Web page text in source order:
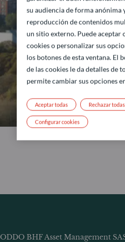
ODDO BHF Asset Management
su audiencia de forma anónima
reproducción de contenidos
un sitio externo. Puede aceptar
cookies o personalizar sus
los botones de esta ventana. El
de las cookies le da detalles de
permite cambiar sus opciones
Rechazar todas
Aceptar todas
Configurar cookies